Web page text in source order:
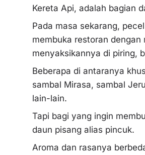
Kereta Api, adalah bagian
Pada masa sekarang,
membuka restoran
menyaksikannya di piring,
Beberapa di antaranya
sambal Mirasa, sambal
lain-lain.
Tapi bagi yang ingin
daun pisang alias pincuk.
Aroma dan rasanya